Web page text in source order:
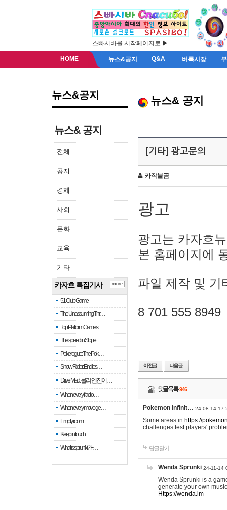
스빠시바를 시작페이지로 ▶
HOME 뉴스&공지 Q&A 벼룩시장
뉴스&공지
뉴스& 공지
전체
공지
경제
사회
문화
교육
기타
카자흐 특집기사
51 Club Game
The Unassuming Thr…
Top Platform Games…
The speed in Slope
Pokerogue: The Pok…
Snow Rider: Endles…
Drive Mad: 물리 엔진이 …
When every fractio…
When every move ge…
Empty room
Keep in touch
What is sprunki? F…
more
뉴스& 공지
[기타] 광고문의
카작불곰
광고
광고는 카자흐
본 홈페이지에
파일 제작 및 기
8 701 555 8949
댓글목록946
Pokemon Infinit… 24-08-14
Some areas in https://
challenges test players'
답글달기
Wenda Sprunki 24-11-14
Wenda Sprunki is a
generate your own
Https://wenda.im